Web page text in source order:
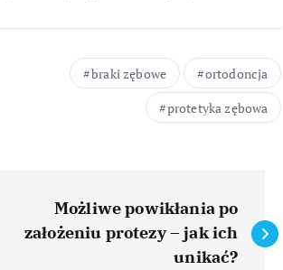
braki zębowe
ortodoncja
protetyka zębowa
Możliwe powikłania po
założeniu protezy – jak ich
unikać?